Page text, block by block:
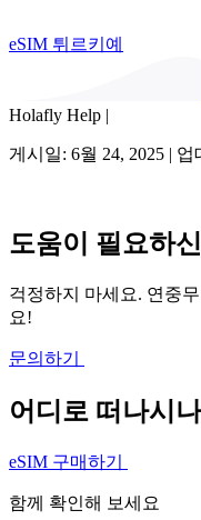
eSIM 튀르키예
Holafly Help |
게시일: 6월 24, 2025 |
도움이 필요하
걱정하지 마세요. 연중
요!
문의하기
어디로 떠나시
eSIM 구매하기
함께 확인해 보세요